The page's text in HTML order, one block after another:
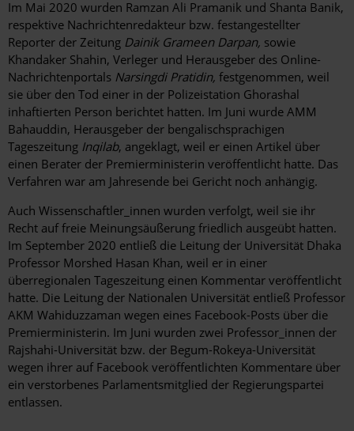
Im Mai 2020 wurden Ramzan Ali Pramanik und Shanta Banik,
respektive Nachrichtenredakteur bzw. festangestellter
Reporter der Zeitung Dainik Grameen Darpan, sowie
Khandaker Shahin, Verleger und Herausgeber des Online-
Nachrichtenportals Narsingdi Pratidin, festgenommen, weil
sie über den Tod einer in der Polizeistation Ghorashal
inhaftierten Person berichtet hatten. Im Juni wurde AMM
Bahauddin, Herausgeber der bengalischsprachigen
Tageszeitung Inqilab, angeklagt, weil er einen Artikel über
einen Berater der Premierministerin veröffentlicht hatte. Das
Verfahren war am Jahresende bei Gericht noch anhängig.
Auch Wissenschaftler_innen wurden verfolgt, weil sie ihr
Recht auf freie Meinungsäußerung friedlich ausgeübt hatten.
Im September 2020 entließ die Leitung der Universität Dhaka
Professor Morshed Hasan Khan, weil er in einer
überregionalen Tageszeitung einen Kommentar veröffentlicht
hatte. Die Leitung der Nationalen Universität entließ Professor
AKM Wahiduzzaman wegen eines Facebook-Posts über die
Premierministerin. Im Juni wurden zwei Professor_innen der
Rajshahi-Universität bzw. der Begum-Rokeya-Universität
wegen ihrer auf Facebook veröffentlichten Kommentare über
ein verstorbenes Parlamentsmitglied der Regierungspartei
entlassen.